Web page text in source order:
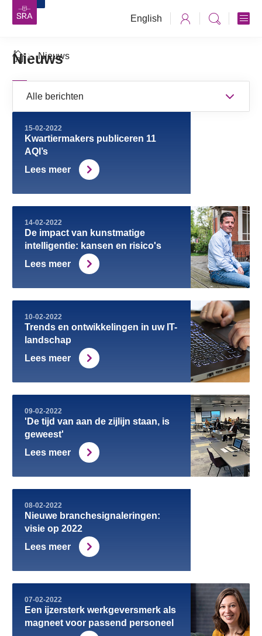
English
Nieuws
Nieuws
15-02-2022
Kwartiermakers publiceren 11
AQI’s
Lees meer
14-02-2022
De impact van kunstmatige
intelligentie: kansen en risico's
Lees meer
10-02-2022
Trends en ontwikkelingen in uw IT-
landschap
Lees meer
09-02-2022
'De tijd van aan de zijlijn staan, is
geweest'
Lees meer
08-02-2022
Nieuwe branchesignaleringen:
visie op 2022
Lees meer
07-02-2022
Een ijzersterk werkgeversmerk als
magneet voor passend personeel